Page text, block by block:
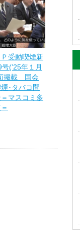
Ｐ受動喫煙新
(’25年１月
掲載 国会
･タバコ問
マスコミ多